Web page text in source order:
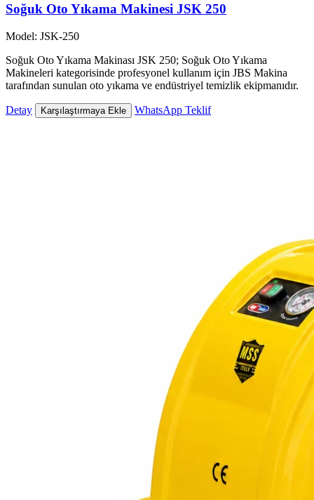
Soğuk Oto Yıkama Makinesi JSK 250
Model: JSK-250
Soğuk Oto Yıkama Makinası JSK 250; Soğuk Oto Yıkama
Makineleri kategorisinde profesyonel kullanım için JBS Makina
tarafından sunulan oto yıkama ve endüstriyel temizlik ekipmanıdır.
Detay Karşılaştırmaya Ekle WhatsApp Teklif